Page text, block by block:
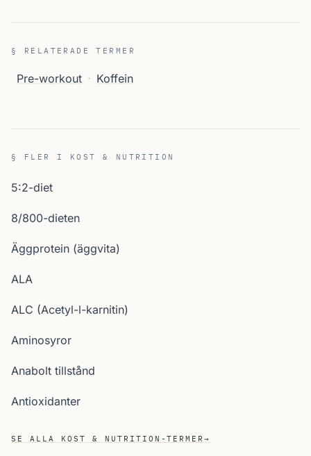
§ RELATERADE TERMER
Pre-workout · Koffein
§ FLER I KOST & NUTRITION
5:2-diet
8/800-dieten
Äggprotein (äggvita)
ALA
ALC (Acetyl-l-karnitin)
Aminosyror
Anabolt tillstånd
Antioxidanter
SE ALLA KOST & NUTRITION-TERMER→